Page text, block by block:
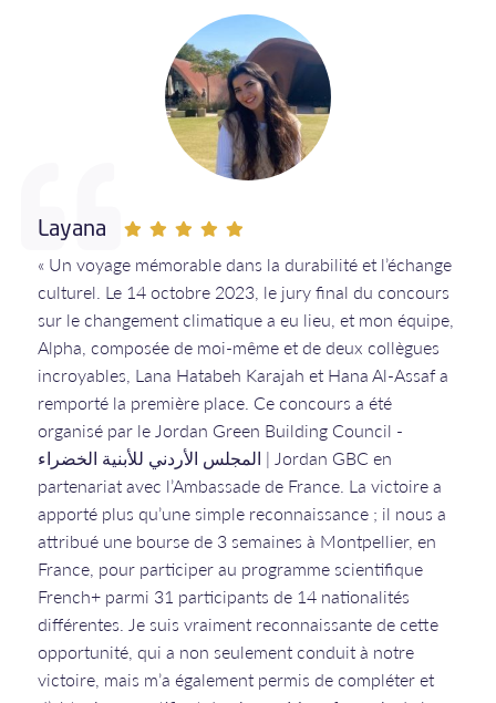
Layana
« Un voyage mémorable dans la durabilité et l’échange
culturel. Le 14 octobre 2023, le jury final du concours
sur le changement climatique a eu lieu, et mon équipe,
Alpha, composée de moi-même et de deux collègues
incroyables, Lana Hatabeh Karajah et Hana Al-Assaf a
remporté la première place. Ce concours a été
organisé par le Jordan Green Building Council -
المجلس الأردني للأبنية الخضراء | Jordan GBC en
partenariat avec l’Ambassade de France. La victoire a
apporté plus qu’une simple reconnaissance ; il nous a
attribué une bourse de 3 semaines à Montpellier, en
France, pour participer au programme scientifique
French+ parmi 31 participants de 14 nationalités
différentes. Je suis vraiment reconnaissante de cette
opportunité, qui a non seulement conduit à notre
victoire, mais m’a également permis de compléter et